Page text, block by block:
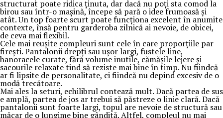
structurat poate ridica ținuta, dar dacă nu poți sta comod la
birou sau într-o mașină, începe să pară o idee frumoasă și
atât. Un top foarte scurt poate funcționa excelent în anumite
contexte, însă pentru garderoba zilnică ai nevoie, de obicei,
de ceva mai flexibil.
Cele mai reușite compleuri sunt cele în care proporțiile par
firești. Pantalonii drepți sau ușor largi, fustele line,
hanoracele curate, fără volume inutile, cămășile lejere și
sacourile relaxate tind să reziste mai bine în timp. Nu fiindcă
ar fi lipsite de personalitate, ci fiindcă nu depind excesiv de o
modă trecătoare.
Mai ales la seturi, echilibrul contează mult. Dacă partea de sus
e amplă, partea de jos ar trebui să păstreze o linie clară. Dacă
pantalonii sunt foarte largi, topul are nevoie de structură sau
măcar de o lungime bine gândită. Altfel, compleul nu mai